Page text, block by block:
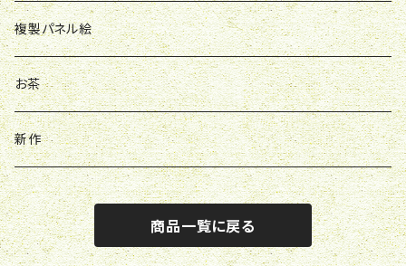
バッグ
バッチ
アクスタ
キーホルダー
複製パネル絵
お茶
新作
商品一覧に戻る